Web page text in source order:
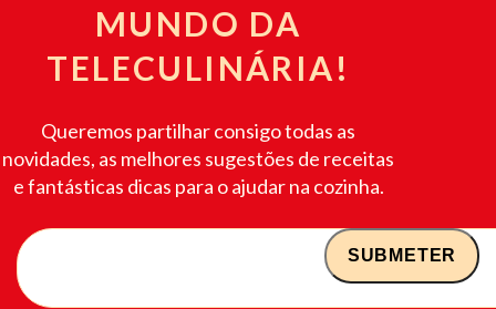
MUNDO DA
TELECULINÁRIA!
Queremos partilhar consigo todas as
novidades, as melhores sugestões de receitas
e fantásticas dicas para o ajudar na cozinha.